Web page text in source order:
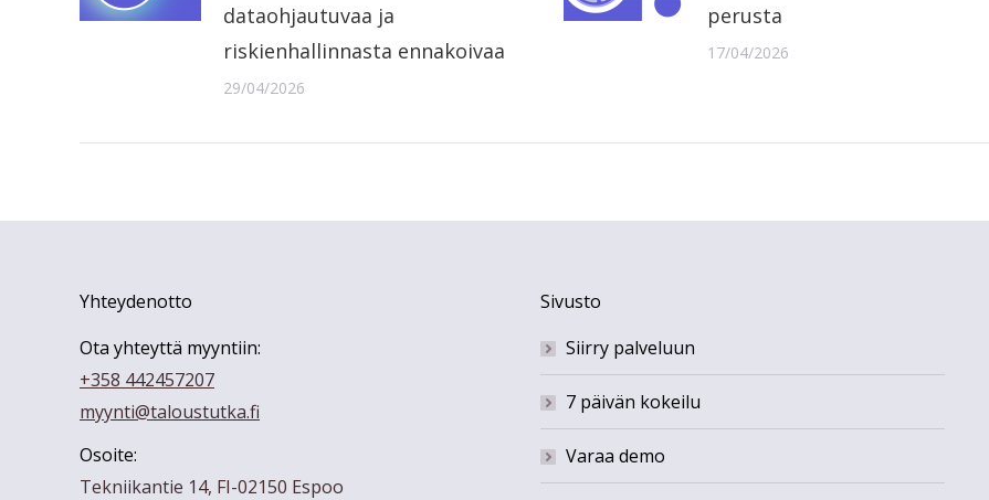
dataohjautuvaa ja
riskienhallinnasta ennakoivaa
29/04/2026
perusta
17/04/2026
Yhteydenotto
Ota yhteyttä myyntiin:
+358 442457207
myynti@taloustutka.fi
Osoite:
Tekniikantie 14, FI-02150 Espoo
Sivusto
Siirry palveluun
7 päivän kokeilu
Varaa demo